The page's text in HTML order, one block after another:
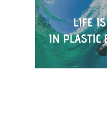
RECHERCHE